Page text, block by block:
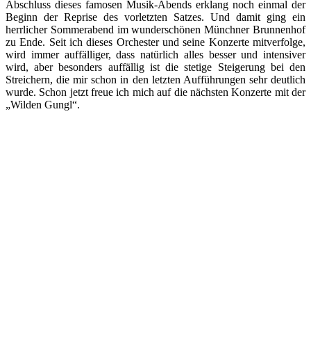
Abschluss dieses famosen Musik-Abends erklang noch einmal der
Beginn der Reprise des vorletzten Satzes. Und damit ging ein
herrlicher Sommerabend im wunderschönen Münchner Brunnenhof
zu Ende. Seit ich dieses Orchester und seine Konzerte mitverfolge,
wird immer auffälliger, dass natürlich alles besser und intensiver
wird, aber besonders auffällig ist die stetige Steigerung bei den
Streichern, die mir schon in den letzten Aufführungen sehr deutlich
wurde. Schon jetzt freue ich mich auf die nächsten Konzerte mit der
„Wilden Gungl“.